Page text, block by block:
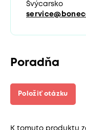
Švýcarsko
Poradňa
Položiť otázku
K tomuto produktu